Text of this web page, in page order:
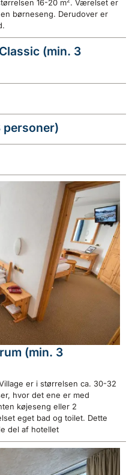
16-20 m . Værelset er
børneseng. Derudover er
(min. 3
personer)
(min. 3
er i størrelsen ca. 30-32
hvor det ene er med
køjeseng eller 2
eget bad og toilet. Dette
del af hotellet